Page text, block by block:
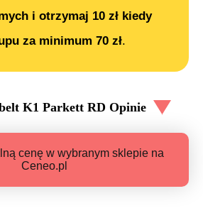
i otrzymaj 10 zł kiedy
za minimum 70 zł.
K1 Parkett RD Opinie
cenę w wybranym sklepie na
Ceneo.pl